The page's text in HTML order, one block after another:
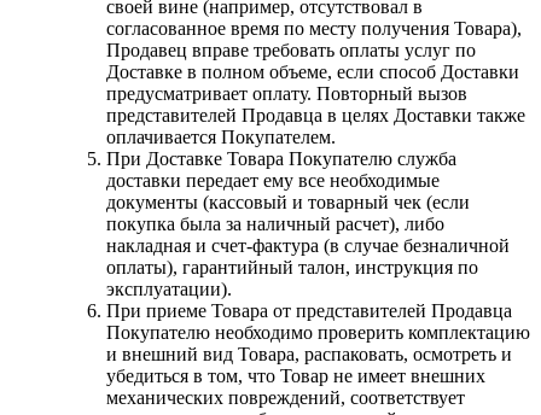
своей вине (например, отсутствовал в
согласованное время по месту получения Товара),
Продавец вправе требовать оплаты услуг по
Доставке в полном объеме, если способ Доставки
предусматривает оплату. Повторный вызов
представителей Продавца в целях Доставки также
оплачивается Покупателем.
При Доставке Товара Покупателю служба
доставки передает ему все необходимые
документы (кассовый и товарный чек (если
покупка была за наличный расчет), либо
накладная и счет-фактура (в случае безналичной
оплаты), гарантийный талон, инструкция по
эксплуатации).
При приеме Товара от представителей Продавца
Покупателю необходимо проверить комплектацию
и внешний вид Товара, распаковать, осмотреть и
убедиться в том, что Товар не имеет внешних
механических повреждений, соответствует